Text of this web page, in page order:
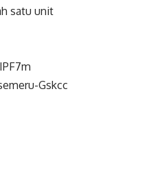
satu unit
Gskcc